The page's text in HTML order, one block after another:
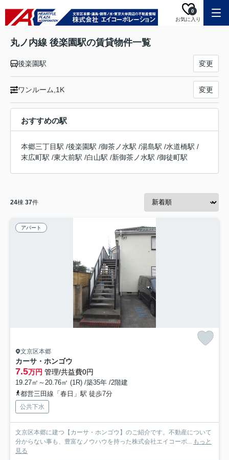
お気に入り
0
丸ノ内線 後楽園駅の賃貸物件一覧
後楽園駅 変更
ワンルーム,1K 変更
おすすめの駅
本郷三丁目駅 /後楽園駅 /御茶ノ水駅 /湯島駅 /水道橋駅 /
末広町駅 /東大前駅 /白山駅 /新御茶ノ水駅 /御徒町駅
24棟 37件
アパート
文京区本郷
カーサ・ホンゴウ
7.5万円 管理/共益費0円
19.27㎡～20.76㎡ (1R) /築35年 /2階建
都営三田線「春日」駅 徒歩7分
公共下水
文京区本郷に建つ【カーサ・ホンゴウ】のご紹介です。不動産について
分からない事も、豊富なノウハウを持った株式会社エイコーポ... もっと
見る